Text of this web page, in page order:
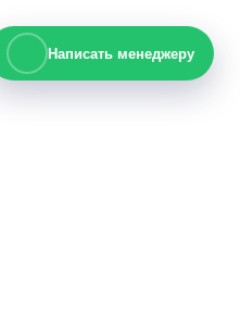
Написать менеджеру